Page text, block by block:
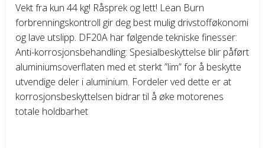
Vekt fra kun 44 kg! Råsprek og lett! Lean Burn
forbrenningskontroll gir deg best mulig drivstofføkonomi
og lave utslipp. DF20A har følgende tekniske finesser:
Anti-korrosjonsbehandling: Spesialbeskyttelse blir påført
aluminiumsoverflaten med et sterkt ”lim” for å beskytte
utvendige deler i aluminium. Fordeler ved dette er at
korrosjonsbeskyttelsen bidrar til å øke motorenes
totale holdbarhet